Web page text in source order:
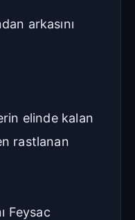
arkasını
elinde kalan
rastlanan
Feysac